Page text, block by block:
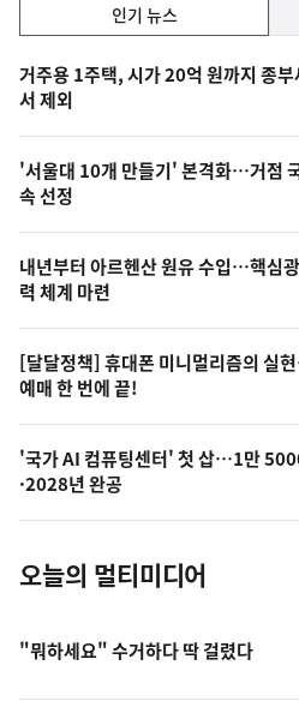
기,
최
신,
오
늘
의
영
상
오
늘
의
사
진
인기 뉴스
기
뉴
스
거주용 1주택, 시가 20억 원까지 종부
서 제외
'서울대 10개 만들기' 본격화…거점
속 선정
내년부터 아르헨산 원유 수입…핵심
력 체계 마련
[달달정책] 휴대폰 미니멀리즘의 실
예매 한 번에 끝!
'국가 AI 컴퓨팅센터' 첫 삽…1만
·2028년 완공
오늘의 멀티미디어
"뭐하세요" 수거하다 딱 걸렸다